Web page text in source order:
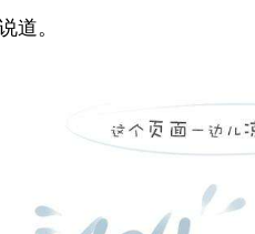
道。